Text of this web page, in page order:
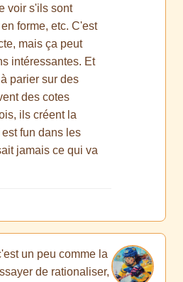
voir s'ils sont
forme, etc. C'est
mais ça peut
intéressantes. Et
parier sur des
des cotes
ils créent la
fun dans les
jamais ce qui va
un peu comme la
de rationaliser,